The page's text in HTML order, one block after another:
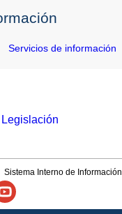
Servicios de información
Sistema Interno de Información